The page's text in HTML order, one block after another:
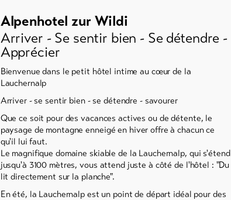
Alpenhotel zur Wildi
Arriver - Se sentir bien - Se détendre -
Apprécier
Bienvenue dans le petit hôtel intime au cœur de la
Lauchernalp
Arriver - se sentir bien - se détendre - savourer
Que ce soit pour des vacances actives ou de détente, le
paysage de montagne enneigé en hiver offre à chacun ce
qu'il lui faut.
Le magnifique domaine skiable de la Lauchernalp, qui s'étend
jusqu'à 3100 mètres, vous attend juste à côté de l'hôtel : "Du
lit directement sur la planche".
En été, la Lauchernalp est un point de départ idéal pour des